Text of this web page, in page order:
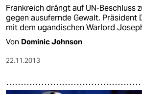
Frankreich drängt auf UN-Beschluss
gegen ausufernde Gewalt. Präsident
mit dem ugandischen Warlord
Von Dominic Johnson
22.11.2013